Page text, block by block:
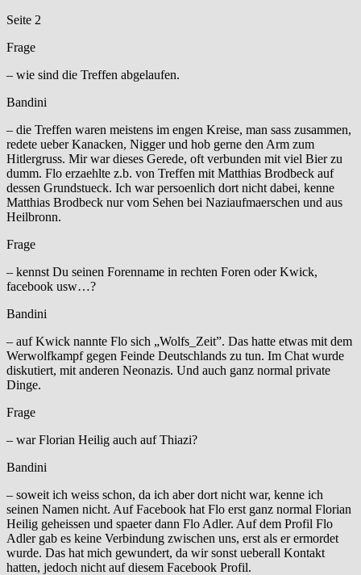
Seite 2
Frage
– wie sind die Treffen abgelaufen.
Bandini
– die Treffen waren meistens im engen Kreise, man sass zusammen,
redete ueber Kanacken, Nigger und hob gerne den Arm zum
Hitlergruss. Mir war dieses Gerede, oft verbunden mit viel Bier zu
dumm. Flo erzaehlte z.b. von Treffen mit Matthias Brodbeck auf
dessen Grundstueck. Ich war persoenlich dort nicht dabei, kenne
Matthias Brodbeck nur vom Sehen bei Naziaufmaerschen und aus
Heilbronn.
Frage
– kennst Du seinen Forenname in rechten Foren oder Kwick,
facebook usw…?
Bandini
– auf Kwick nannte Flo sich „Wolfs_Zeit”. Das hatte etwas mit dem
Werwolfkampf gegen Feinde Deutschlands zu tun. Im Chat wurde
diskutiert, mit anderen Neonazis. Und auch ganz normal private
Dinge.
Frage
– war Florian Heilig auch auf Thiazi?
Bandini
– soweit ich weiss schon, da ich aber dort nicht war, kenne ich
seinen Namen nicht. Auf Facebook hat Flo erst ganz normal Florian
Heilig geheissen und spaeter dann Flo Adler. Auf dem Profil Flo
Adler gab es keine Verbindung zwischen uns, erst als er ermordet
wurde. Das hat mich gewundert, da wir sonst ueberall Kontakt
hatten, jedoch nicht auf diesem Facebook Profil.